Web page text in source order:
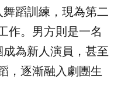
蹈訓練，現為第二
作。男方則是一名
成為新人演員，甚至
，逐漸融入劇團生